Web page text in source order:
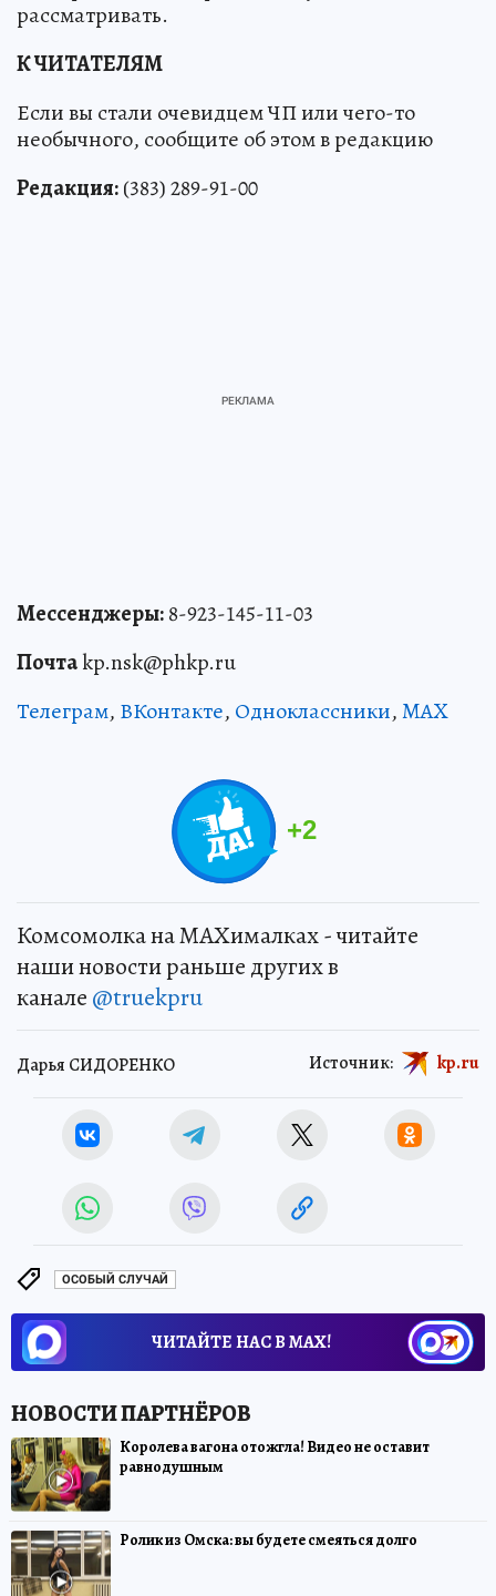
рассматривать.
К ЧИТАТЕЛЯМ
Если вы стали очевидцем ЧП или чего-то
необычного, сообщите об этом в редакцию
Редакция:(383) 289-91-00
Мессенджеры:8-923-145-11-03
Почтаkp.nsk@phkp.ru
Телеграм, ВКонтакте, Одноклассники,MAX
+2
Комсомолка на MAXималках - читайте
наши новости раньше других в
канале @truekpru
Дарья СИДОРЕНКО Источник: kp.ru
ОСОБЫЙ СЛУЧАЙ
ЧИТАЙТЕ НАС В МАХ!
Королева вагона отожгла! Видео не оставит
равнодушным
Ролик из Омска: вы будете смеяться долго